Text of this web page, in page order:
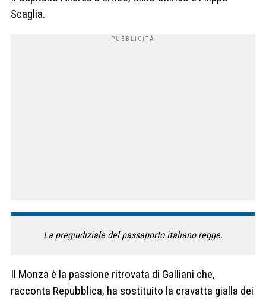
Scaglia.
La pregiudiziale del passaporto italiano regge.
Il Monza è la passione ritrovata di Galliani che,
racconta Repubblica, ha sostituito la cravatta gialla dei